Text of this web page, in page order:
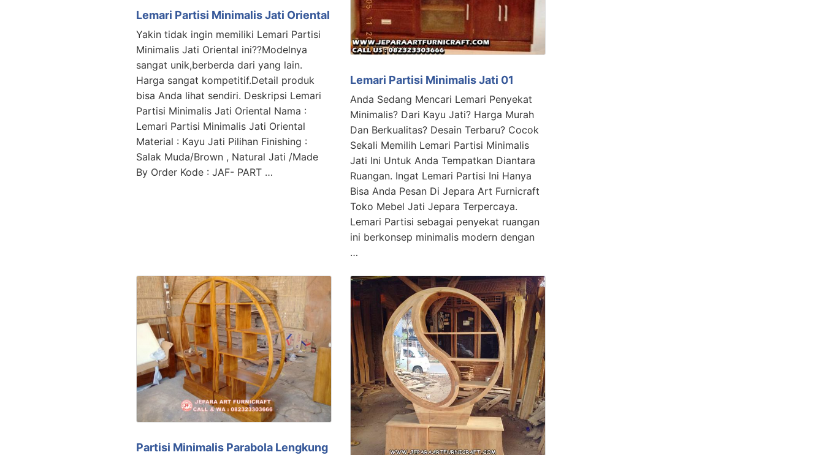
Lemari Partisi Minimalis Jati Oriental
Yakin tidak ingin memiliki Lemari Partisi
Minimalis Jati Oriental ini??Modelnya
sangat unik,berberda dari yang lain.
Harga sangat kompetitif.Detail produk
bisa Anda lihat sendiri. Deskripsi Lemari
Partisi Minimalis Jati Oriental Nama :
Lemari Partisi Minimalis Jati Oriental
Material : Kayu Jati Pilihan Finishing :
Salak Muda/Brown , Natural Jati /Made
By Order Kode : JAF- PART …
Lemari Partisi Minimalis Jati 01
Anda Sedang Mencari Lemari Penyekat
Minimalis? Dari Kayu Jati? Harga Murah
Dan Berkualitas? Desain Terbaru? Cocok
Sekali Memilih Lemari Partisi Minimalis
Jati Ini Untuk Anda Tempatkan Diantara
Ruangan. Ingat Lemari Partisi Ini Hanya
Bisa Anda Pesan Di Jepara Art Furnicraft
Toko Mebel Jati Jepara Terpercaya.
Lemari Partisi sebagai penyekat ruangan
ini berkonsep minimalis modern dengan
…
Partisi Minimalis Parabola Lengkung